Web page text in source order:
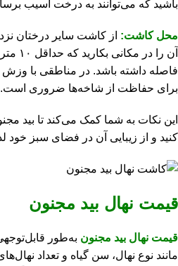
باشید که می‌توانند به درخت آسیب
محل کاشت: از کاشت سایر درختان
آن را
فاصله داشته باشد. در مناطقی با وزش
برای حفاظت از شاخه‌ها ضروری است.
این نکات به شما کمک می‌کند تا بید
کنید و از زیبایی آن در فضای سبز خود
قیمت نهال بید مجنون
قیمت نهال بید مجنون به‌طور
مانند نوع نهال، سن گیاه و تعداد